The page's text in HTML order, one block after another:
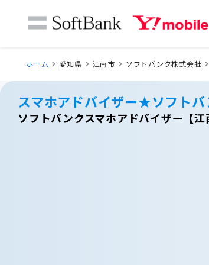
ホーム 愛知県 江南市 ソフトバンク株式会社
スマホアドバイザー★ソフトバ
ソフトバンクスマホアドバイザー【江